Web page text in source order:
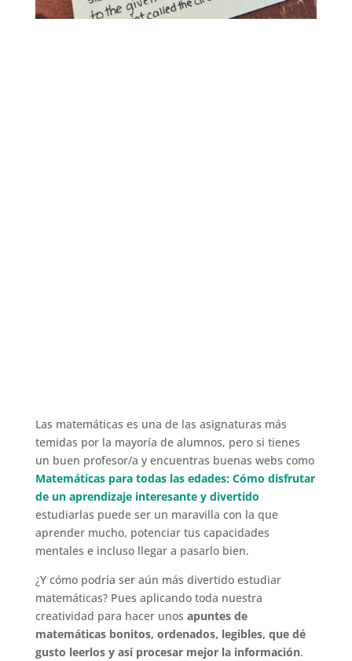
Las matemáticas es una de las asignaturas más
temidas por la mayoría de alumnos, pero si tienes
un buen profesor/a y encuentras buenas webs como
Matemáticas para todas las edades: Cómo disfrutar
de un aprendizaje interesante y divertido
estudiarlas puede ser un maravilla con la que
aprender mucho, potenciar tus capacidades
mentales e incluso llegar a pasarlo bien.
¿Y cómo podría ser aún más divertido estudiar
matemáticas? Pues aplicando toda nuestra
creatividad para hacer unos apuntes de
matemáticas bonitos, ordenados, legibles, que dé
gusto leerlos y así procesar mejor la información.